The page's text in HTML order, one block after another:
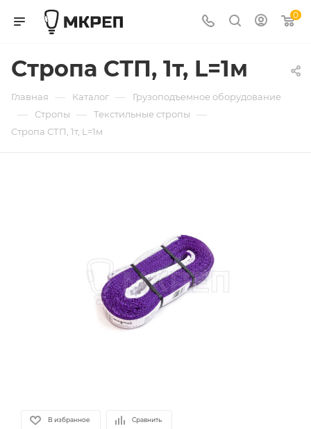
0
Стропа СТП, 1т, L=1м
Главная — Каталог — Грузоподъемное оборудование
— Стропы — Текстильные стропы —
Стропа СТП, 1т, L=1м
В избранное Сравнить